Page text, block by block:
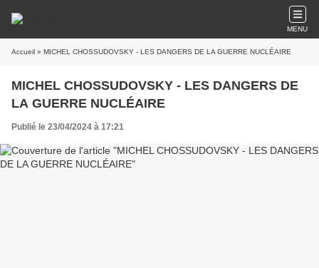
MENU
Accueil » MICHEL CHOSSUDOVSKY - LES DANGERS DE LA GUERRE NUCLÉAIRE
MICHEL CHOSSUDOVSKY - LES DANGERS DE
LA GUERRE NUCLÉAIRE
Publié le 23/04/2024 à 17:21